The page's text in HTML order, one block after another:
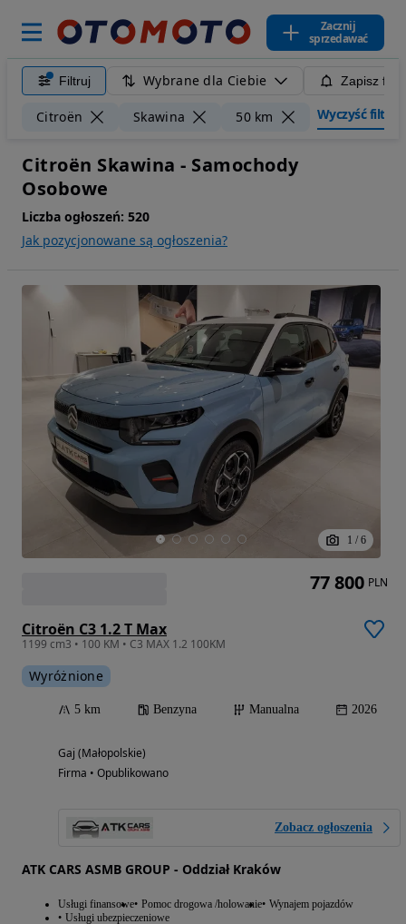
Zacznij
sprzedawać
Filtruj Wybrane dla Ciebie Zapisz
Citroën Skawina 50 km Wyczyść filtry
Citroën Skawina - Samochody
Osobowe
Liczba ogłoszeń: 520
Jak pozycjonowane są ogłoszenia?
1 / 6
Citroën C3 1.2 T Max
1199 cm3 • 100 KM • C3 MAX 1.2 100KM
Wyróżnione
5 km Benzyna Manualna 2026
Gaj (Małopolskie)
Firma • Opublikowano
Zobacz ogłoszenia
ATK CARS ASMB GROUP - Oddział Kraków
Usługi finansowe Pomoc drogowa /holowanie Wynajem pojazdów
Usługi ubezpieczeniowe
77 800 PLN